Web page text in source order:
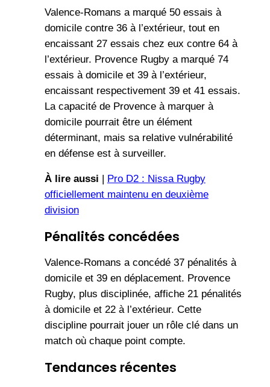
Valence-Romans a marqué 50 essais à
domicile contre 36 à l’extérieur, tout en
encaissant 27 essais chez eux contre 64 à
l’extérieur. Provence Rugby a marqué 74
essais à domicile et 39 à l’extérieur,
encaissant respectivement 39 et 41 essais.
La capacité de Provence à marquer à
domicile pourrait être un élément
déterminant, mais sa relative vulnérabilité
en défense est à surveiller.
À lire aussi
Pro D2 : Nissa Rugby
officiellement maintenu en deuxième
division
Pénalités concédées
Valence-Romans a concédé 37 pénalités à
domicile et 39 en déplacement. Provence
Rugby, plus disciplinée, affiche 21 pénalités
à domicile et 22 à l’extérieur. Cette
discipline pourrait jouer un rôle clé dans un
match où chaque point compte.
Tendances récentes